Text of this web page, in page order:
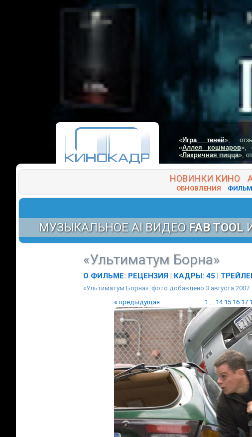
«Игра теней»,
«Аллея кошмаров»,
«Лакричная пицца»,
НОВИНКИ КИНО
ОБНОВЛЕНИЯ
МУЗЫКАЛЬНОЕ AI ВИДЕО FAB TOOL
«Ультиматум Борна»
О ФИЛЬМЕ: РЕЦЕНЗИЯ | КАДРЫ: 45 |
«Ультиматум Борна»: фото добавлено 3 августа 2007
« предыдущая 1 ... 14 15 16 17